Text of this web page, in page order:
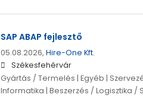
SAP ABAP fejlesztő
05.08.2026, Hire-One Kft.
Székesfehérvár
Gyártás / Termelés | Egyéb |
Informatika | Beszerzés / Logisztika /